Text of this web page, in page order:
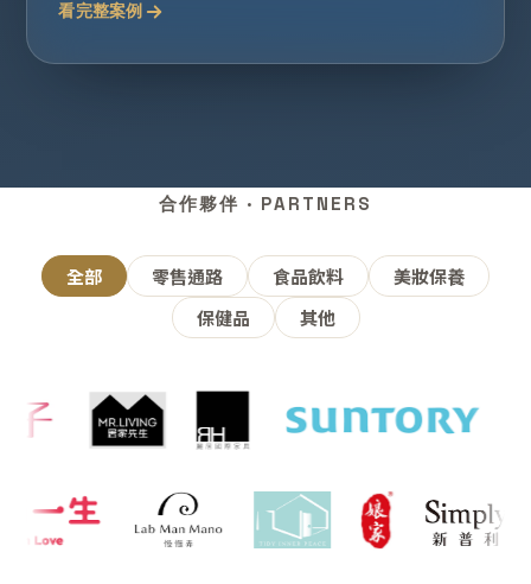
看完整案例
合作夥伴 · PARTNERS
全部 零售通路 食品飲料
美妝保養
保健品
其他